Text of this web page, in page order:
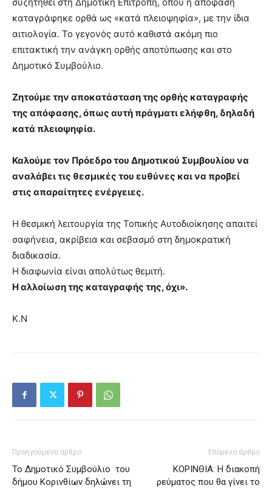
καταγράφηκε ορθά ως «κατά πλειοψηφία», με την ίδια
αιτιολογία. Το γεγονός αυτό καθιστά ακόμη πιο
επιτακτική την ανάγκη ορθής αποτύπωσης και στο
Δημοτικό Συμβούλιο.
Ζητούμε την αποκατάσταση της ορθής καταγραφής
της απόφασης, όπως αυτή πράγματι ελήφθη, δηλαδή
κατά πλειοψηφία.
Καλούμε τον Πρόεδρο του Δημοτικού Συμβουλίου να
αναλάβει τις θεσμικές του ευθύνες και να προβεί
στις απαραίτητες ενέργειες.
Η θεσμική λειτουργία της Τοπικής Αυτοδιοίκησης απαιτεί
σαφήνεια, ακρίβεια και σεβασμό στη δημοκρατική
διαδικασία.
Η διαφωνία είναι απολύτως θεμιτή.
Η αλλοίωση της καταγραφής της, όχι».
Κ.Ν
Προηγούμενο άρθρο
Το Δημοτικό Συμβούλιο του
δήμου Κορινθίων δηλώνει τη
Επόμενο άρθρο
ΚΟΡΙΝΘΙΑ: Η διακοπή
ρεύματος που θα γίνει το